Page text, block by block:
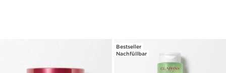
Bestseller
Nachfüllbar